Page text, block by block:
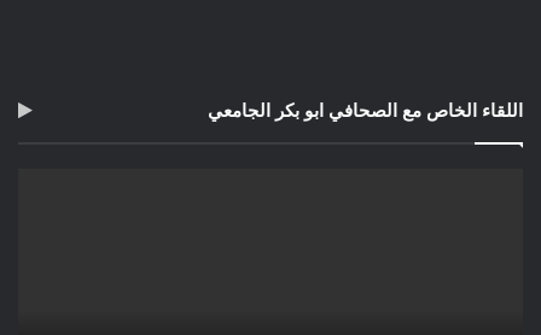
اللقاء الخاص مع الصحافي ابو بكر الجامعي